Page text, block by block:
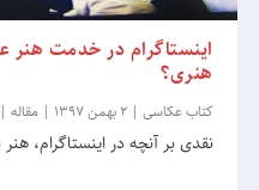
اینستاگرام در خدمت هنر
هنری؟
کتاب عکاسی |2 بهمن 1397 |مقاله |
نقدی بر آنچه در اینستاگرام، هنر